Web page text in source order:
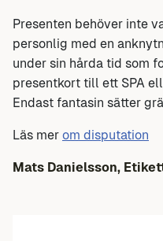
Presenten behöver inte
personlig med en
under sin hårda tid som
presentkort till ett SPA
Endast fantasin sätter
Läs mer om disputation
Mats Danielsson,